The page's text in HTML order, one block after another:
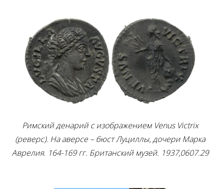
Римский денарий с изображением Venus Victrix
(реверс). На аверсе – бюст Луциллы, дочери Марка
Аврелия. 164-169 гг. Британский музей. 1937,0607.29